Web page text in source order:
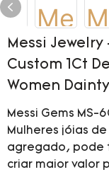
Messi Jewelry
Custom 1Ct
Women
Messi Gems MS-
Mulheres jóias
agregado, pode
criar maior valor